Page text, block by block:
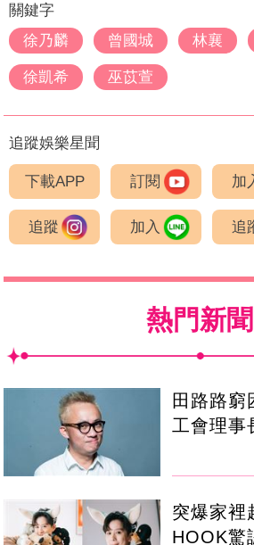
關鍵字
徐乃麟
曾國城 林襄
徐凱希 巫苡萱
追蹤娛樂星聞
下載APP 訂閱 加
追蹤 加入 追
熱門新聞
田路路
工會理事
突爆家
HOOK驚